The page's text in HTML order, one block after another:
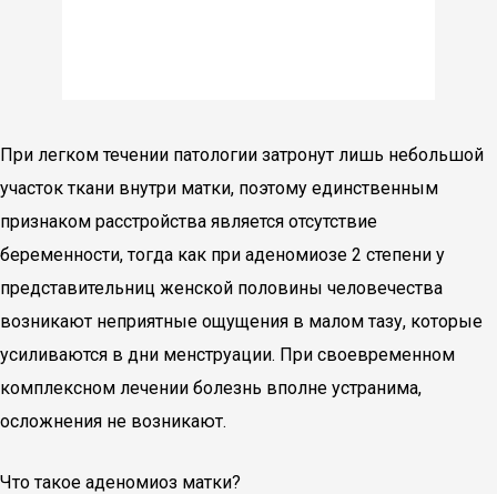
При легком течении патологии затронут лишь небольшой
участок ткани внутри матки, поэтому единственным
признаком расстройства является отсутствие
беременности, тогда как при аденомиозе 2 степени у
представительниц женской половины человечества
возникают неприятные ощущения в малом тазу, которые
усиливаются в дни менструации. При своевременном
комплексном лечении болезнь вполне устранима,
осложнения не возникают.
Что такое аденомиоз матки?